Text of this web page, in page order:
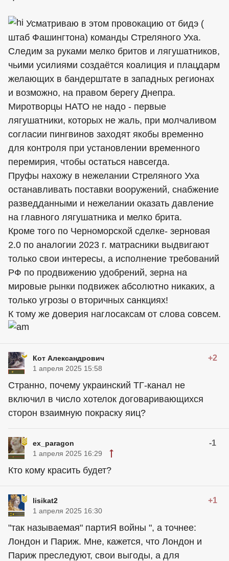
Усматриваю в этом провокацию от бидэ (
штаб Фашингтона) команды Стреляного Уха.
Следим за руками мелко бритов и лягушатников,
чьими усилиями создаётся коалиция и плацдарм
желающих в бандерштате в западных регионах
и возможно, на правом берегу Днепра.
Миротворцы НАТО не надо - первые
лягушатники, которых не жаль, при молчаливом
согласии пингвинов заходят якобы временно
для контроля при установлении временного
перемирия, чтобы остаться навсегда.
Пруфы нахожу в нежелании Стреляного Уха
останавливать поставки вооружений, снабжение
разведданными и нежелании оказать давление
на главного лягушатника и мелко брита.
Кроме того по Черноморской сделке- зерновая
2.0 по аналогии 2023 г. матрасники выдвигают
только свои интересы, а исполнение требований
РФ по продвижению удобрений, зерна на
мировые рынки подвижек абсолютно никаких, а
только угрозы о вторичных санкциях!
К тому же доверия наглосаксам от слова совсем.
Кот Александрович +2
1 апреля 2025 15:58
Странно, почему украинский ТГ-канал не
включил в число хотелок договаривающихся
сторон взаимную покраску яиц?
ex_paragon -1
1 апреля 2025 16:29
Кто кому красить будет?
lisikat2 +1
1 апреля 2025 16:30
"так называемая" партиЯ войны ", а точнее:
Лондон и Париж. Мне, кажется, что Лондон и
Париж преследуют, свои выгоды, а для